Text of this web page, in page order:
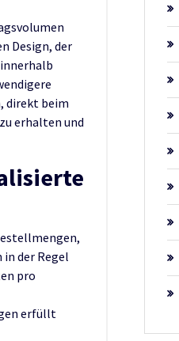
Design, der
direkt beim
erhalten und
der Regel
pro
erfüllt